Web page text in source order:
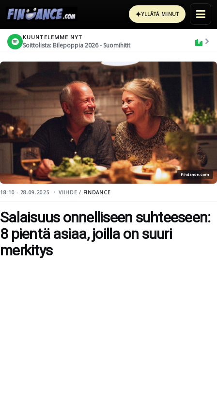
✦YLLÄTÄ MINUT
KUUNTELEMME NYT
Soittolista: Bilepoppia 2026 - Suomihitit
Findance.com
18:10 - 28.09.2025 VIIHDE / FINDANCE
Salaisuus onnelliseen suhteeseen:
8 pientä asiaa, joilla on suuri
merkitys